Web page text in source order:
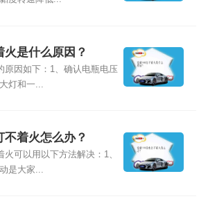
火是什么原因？
原因如下：1、确认电瓶电压
灯和一...
不着火怎么办？
可以用以下方法解决：1、
是大家...